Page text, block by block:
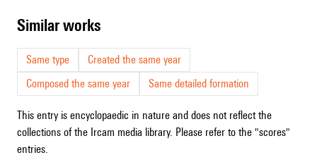
similar works
Same type
Created the same year
Composed the same year
Same detailed formation
This entry is encyclopaedic in nature and does not reflect the
collections of the Ircam media library. Please refer to the "scores"
entries.